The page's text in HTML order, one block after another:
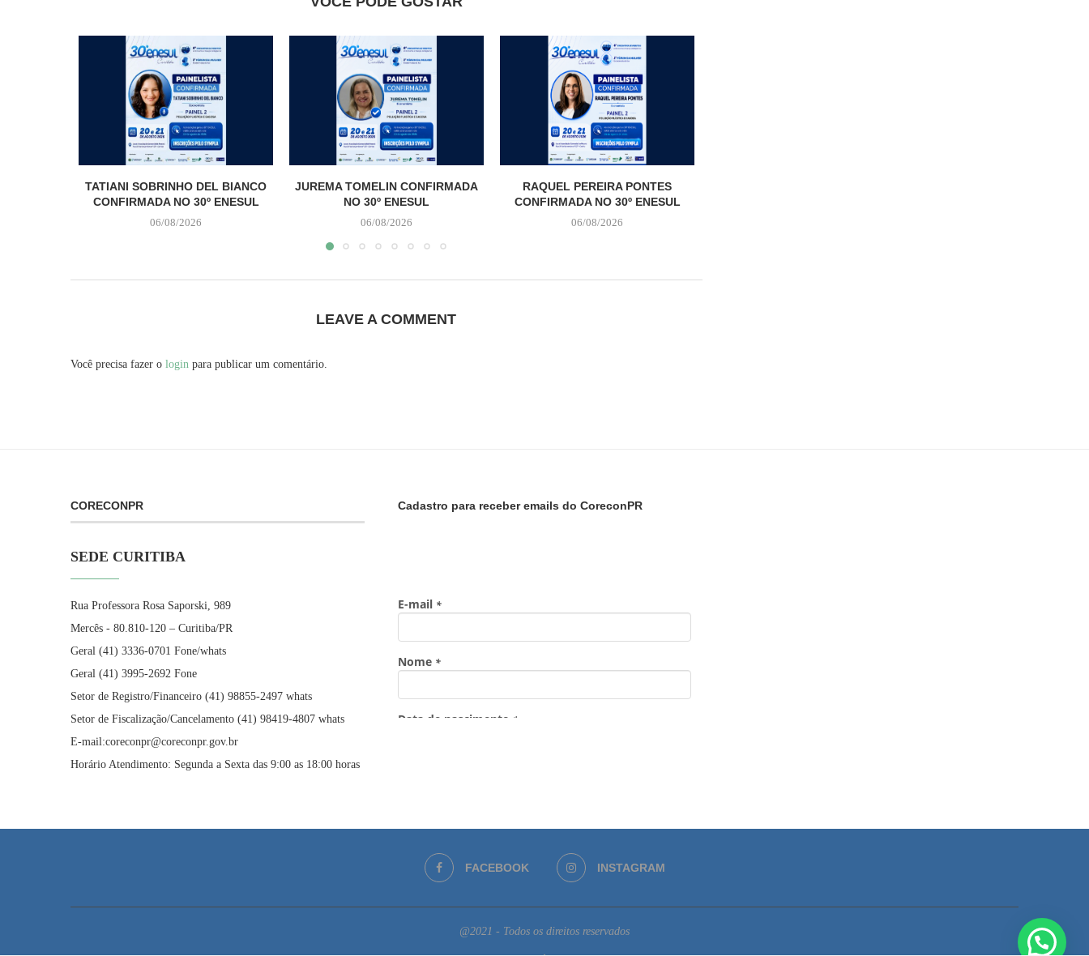
TATIANI SOBRINHO DEL BIANCO
CONFIRMADA NO 30º ENESUL
06/08/2026
JUREMA TOMELIN CONFIRMADA
NO 30º ENESUL
06/08/2026
RAQUEL PEREIRA PONTES
CONFIRMADA NO 30º ENESUL
06/08/2026
LEAVE A COMMENT
Você precisa fazer o login para publicar um comentário.
CORECONPR
SEDE CURITIBA
Rua Professora Rosa Saporski, 989
Mercês - 80.810-120 – Curitiba/PR
Geral (41) 3336-0701 Fone/whats
Geral (41) 3995-2692 Fone
Setor de Registro/Financeiro (41) 98855-2497 whats
Setor de Fiscalização/Cancelamento (41) 98419-4807 whats
E-mail:coreconpr@coreconpr.gov.br
Horário Atendimento: Segunda a Sexta das 9:00 as 18:00 horas
Cadastro para receber emails do CoreconPR
FACEBOOK INSTAGRAM
@2021 - Todos os direitos reservados